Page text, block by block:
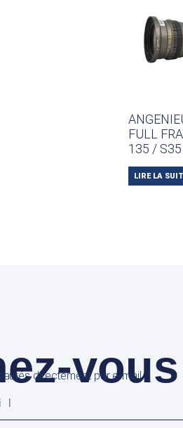
FULL
135 /
LIRE LA
directement par e-mail.